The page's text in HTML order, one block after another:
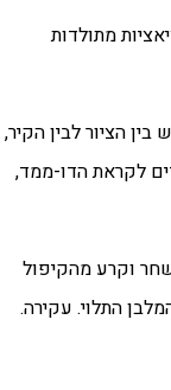
מתולדות
הציור לבין הקיר,
לקראת הדו-ממד,
שכן, היה זה אז שקיפל גיליון מושחר וקרע מהקיפול
התלוי. עקירה.